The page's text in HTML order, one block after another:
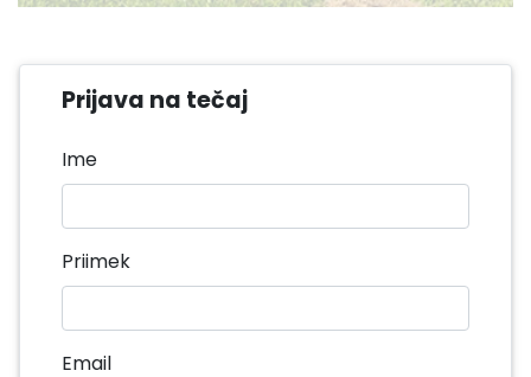
Prijava na tečaj
Ime
Priimek
Email